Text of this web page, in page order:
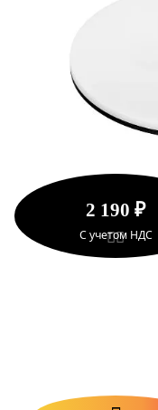
2 190 ₽
С учетом НДС